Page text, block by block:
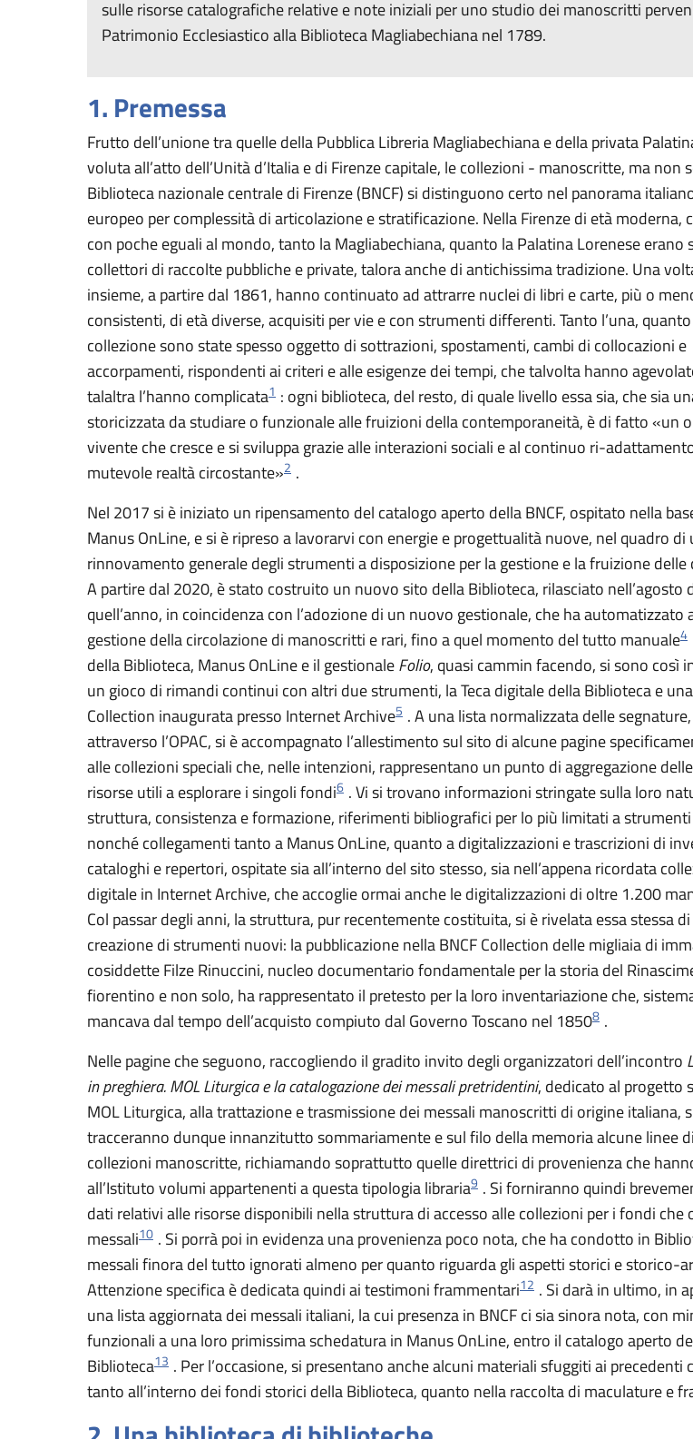
sulle risorse catalografiche relative e note iniziali per uno studio dei manoscritti
Patrimonio Ecclesiastico alla Biblioteca Magliabechiana nel 1789.
1. Premessa
Frutto dell’unione tra quelle della Pubblica Libreria Magliabechiana e della privata
voluta all’atto dell’Unità d’Italia e di Firenze capitale, le collezioni - manoscritte, ma non
Biblioteca nazionale centrale di Firenze (BNCF) si distinguono certo nel panorama
europeo per complessità di articolazione e stratificazione. Nella Firenze di età moderna,
con poche eguali al mondo, tanto la Magliabechiana, quanto la Palatina Lorenese erano
collettori di raccolte pubbliche e private, talora anche di antichissima tradizione. Una
insieme, a partire dal 1861, hanno continuato ad attrarre nuclei di libri e carte, più o
consistenti, di età diverse, acquisiti per vie e con strumenti differenti. Tanto l’una, quanto
collezione sono state spesso oggetto di sottrazioni, spostamenti, cambi di collocazioni e
accorpamenti, rispondenti ai criteri e alle esigenze dei tempi, che talvolta hanno
talaltra l’hanno complicata1 : ogni biblioteca, del resto, di quale livello essa sia, che sia
storicizzata da studiare o funzionale alle fruizioni della contemporaneità, è di fatto «un
vivente che cresce e si sviluppa grazie alle interazioni sociali e al continuo ri-
mutevole realtà circostante»2 .
Nel 2017 si è iniziato un ripensamento del catalogo aperto della BNCF, ospitato nella
Manus OnLine, e si è ripreso a lavorarvi con energie e progettualità nuove, nel quadro di
rinnovamento generale degli strumenti a disposizione per la gestione e la fruizione delle
A partire dal 2020, è stato costruito un nuovo sito della Biblioteca, rilasciato nell’agosto
quell’anno, in coincidenza con l’adozione di un nuovo gestionale, che ha automatizzato
gestione della circolazione di manoscritti e rari, fino a quel momento del tutto manuale4
della Biblioteca, Manus OnLine e il gestionaleFolio, quasi cammin facendo, si sono così
un gioco di rimandi continui con altri due strumenti, la Teca digitale della Biblioteca e
Collection inaugurata presso Internet Archive5 . A una lista normalizzata delle
attraverso l’OPAC, si è accompagnato l’allestimento sul sito di alcune pagine
alle collezioni speciali che, nelle intenzioni, rappresentano un punto di aggregazione
risorse utili a esplorare i singoli fondi6 . Vi si trovano informazioni stringate sulla loro
struttura, consistenza e formazione, riferimenti bibliografici per lo più limitati a strumenti
nonché collegamenti tanto a Manus OnLine, quanto a digitalizzazioni e trascrizioni di
cataloghi e repertori, ospitate sia all’interno del sito stesso, sia nell’appena ricordata
digitale in Internet Archive, che accoglie ormai anche le digitalizzazioni di oltre 1.200
Col passar degli anni, la struttura, pur recentemente costituita, si è rivelata essa stessa
creazione di strumenti nuovi: la pubblicazione nella BNCF Collection delle migliaia di
cosiddette Filze Rinuccini, nucleo documentario fondamentale per la storia del
fiorentino e non solo, ha rappresentato il pretesto per la loro inventariazione che,
mancava dal tempo dell’acquisto compiuto dal Governo Toscano nel 18508 .
Nelle pagine che seguono, raccogliendo il gradito invito degli organizzatori dell’incontro
in preghiera. MOL Liturgica e la catalogazione dei messali pretridentini, dedicato al progetto
MOL Liturgica, alla trattazione e trasmissione dei messali manoscritti di origine italiana,
tracceranno dunque innanzitutto sommariamente e sul filo della memoria alcune linee
collezioni manoscritte, richiamando soprattutto quelle direttrici di provenienza che
all’Istituto volumi appartenenti a questa tipologia libraria9 . Si forniranno quindi
dati relativi alle risorse disponibili nella struttura di accesso alle collezioni per i fondi che
messali10 . Si porrà poi in evidenza una provenienza poco nota, che ha condotto in
messali finora del tutto ignorati almeno per quanto riguarda gli aspetti storici e storico-
Attenzione specifica è dedicata quindi ai testimoni frammentari12 . Si darà in ultimo, in
una lista aggiornata dei messali italiani, la cui presenza in BNCF ci sia sinora nota, con
funzionali a una loro primissima schedatura in Manus OnLine, entro il catalogo aperto
Biblioteca13 . Per l’occasione, si presentano anche alcuni materiali sfuggiti ai precedenti
tanto all’interno dei fondi storici della Biblioteca, quanto nella raccolta di maculature e